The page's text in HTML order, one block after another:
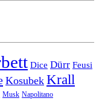
Dice Dürr Feusi
Kosubek Krall
Musk Napolitano